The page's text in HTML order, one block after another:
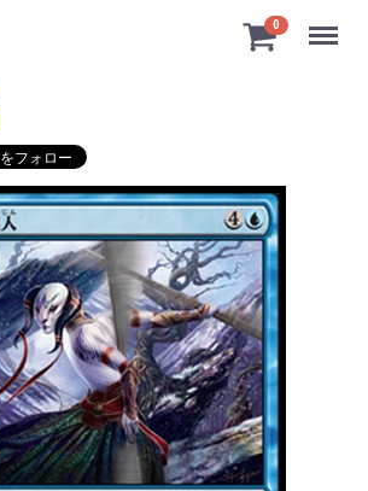
0 Menu